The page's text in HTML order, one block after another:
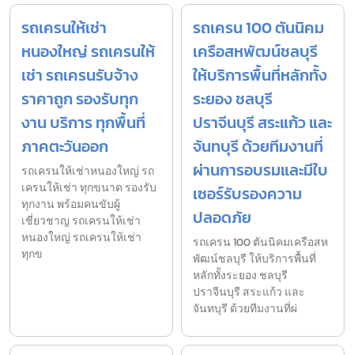
รถเครนให้เช่า
หนองใหญ่ รถเครนให้
เช่า รถเครนรับจ้าง
ราคาถูก รองรับทุก
งาน บริการ ทุกพื้นที่
ภาคตะวันออก
รถเครนให้เช่าหนองใหญ่ รถ
เครนให้เช่า ทุกขนาด รองรับ
ทุกงาน พร้อมคนขับผู้
เชี่ยวชาญ รถเครนให้เช่า
หนองใหญ่ รถเครนให้เช่า
ทุกข
รถเครน 100 ตันนิคม
เครือสหพัฒน์ชลบุรี
ให้บริการพื้นที่หลักทั้ง
ระยอง ชลบุรี
ปราจีนบุรี สระแก้ว และ
จันทบุรี ด้วยทีมงานที่
ผ่านการอบรมและมีใบ
เซอร์รับรองความ
ปลอดภัย
รถเครน 100 ตันนิคมเครือสห
พัฒน์ชลบุรี ให้บริการพื้นที่
หลักทั้งระยอง ชลบุรี
ปราจีนบุรี สระแก้ว และ
จันทบุรี ด้วยทีมงานที่ผ่